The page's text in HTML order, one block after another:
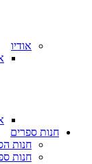
אודיו
חנות ספרים
חנות
חנות